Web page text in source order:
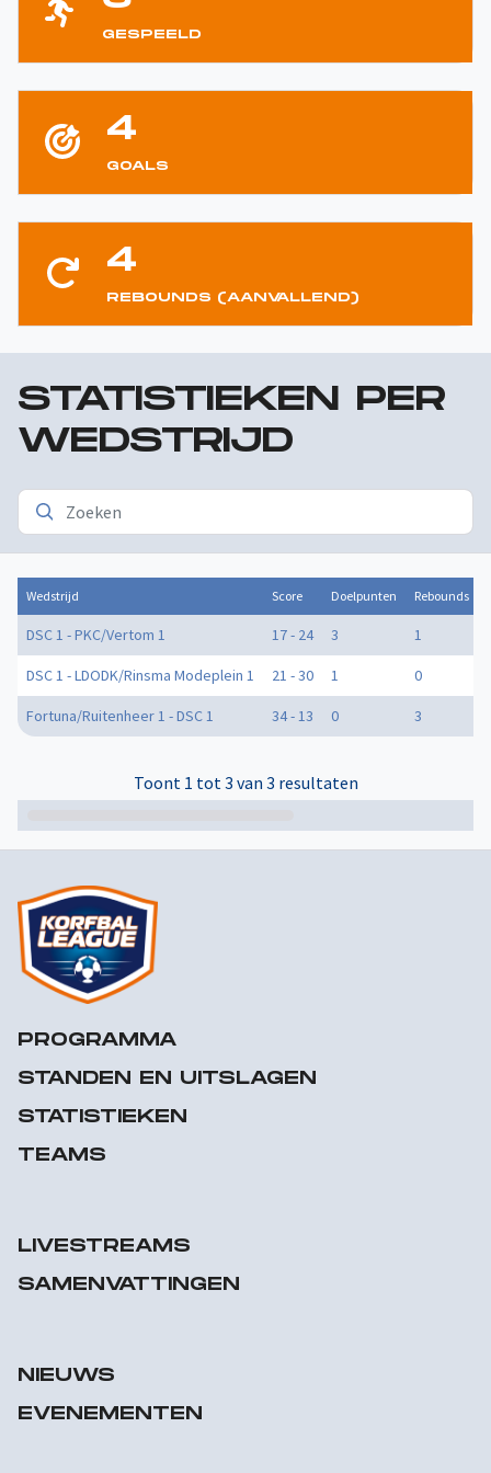
GESPEELD
4
GOALS
4
REBOUNDS (AANVALLEND)
STATISTIEKEN PER
WEDSTRIJD
Wedstrijd Score Doelpunten Rebounds
DSC 1 - PKC/Vertom 1 17 - 24 3 1
DSC 1 - LDODK/Rinsma Modeplein 1 21 - 30 1 0
Fortuna/Ruitenheer 1 - DSC 1 34 - 13 0 3
Toont 1 tot 3 van 3 resultaten
PROGRAMMA
STANDEN EN UITSLAGEN
STATISTIEKEN
TEAMS
LIVESTREAMS
SAMENVATTINGEN
NIEUWS
EVENEMENTEN